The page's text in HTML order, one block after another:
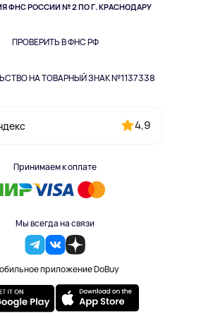
ФНС РОССИИ № 2 ПО Г. КРАСНОДАРУ
ПРОВЕРИТЬ В ФНС РФ
НА ТОВАРНЫЙ ЗНАК №1137338
4,9
Принимаем к оплате
Мы всегда на связи
приложение DoBuy